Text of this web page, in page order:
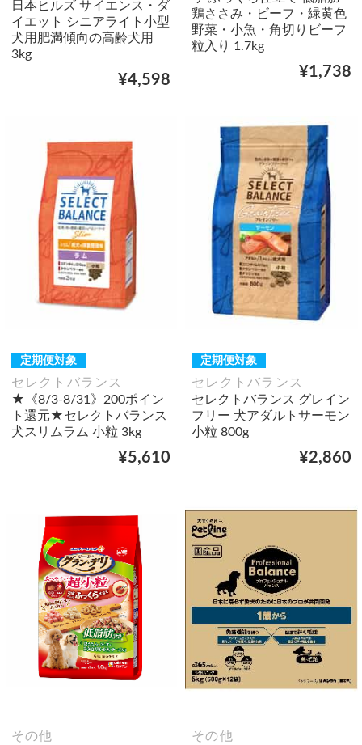
日本ヒルズ サイエンス・ダ
イエット シニアライト小型
犬用肥満傾向の高齢犬用
3kg
¥4,598
鶏ささみ・ビーフ・緑黄色
野菜・小魚・角切りビーフ
粒入り 1.7kg
¥1,738
定期便対象
セレクトバランス
★《8/3-8/31》200ポイン
ト還元★セレクトバランス
犬スリムラム 小粒 3kg
¥5,610
定期便対象
セレクトバランス
セレクトバランス グレイン
フリー 犬アダルトサーモン
小粒 800g
¥2,860
その他
その他